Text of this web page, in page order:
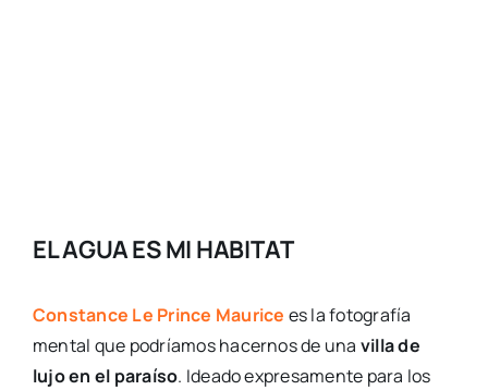
EL AGUA ES MI HABITAT
Constance Le Prince Maurice es la fotografía
mental que podríamos hacernos de una villa de
lujo en el paraíso. Ideado expresamente para los